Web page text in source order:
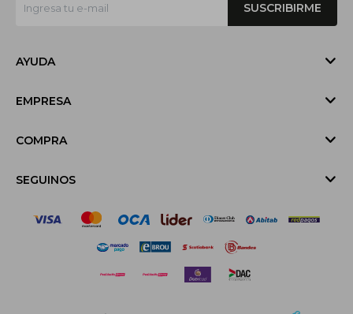
SUSCRIBIRME
AYUDA
EMPRESA
COMPRA
SEGUINOS